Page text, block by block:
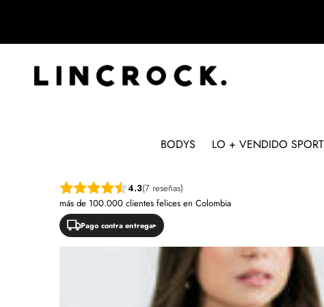
BODYS LO + VENDIDO SPORT
SALTAR A LA INFORMACIÓN DEL PRODUCTO
4.3(7 reseñas)
más de 100.000 clientes felices en Colombia
Pago contra entrega